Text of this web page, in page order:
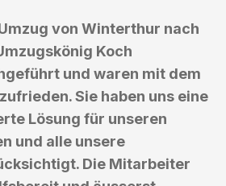
von Winterthur nach
Koch
und waren mit dem
Sie haben uns eine
Lösung für unseren
und alle unsere
Die Mitarbeiter